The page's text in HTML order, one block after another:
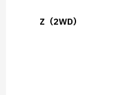
Z（2WD）